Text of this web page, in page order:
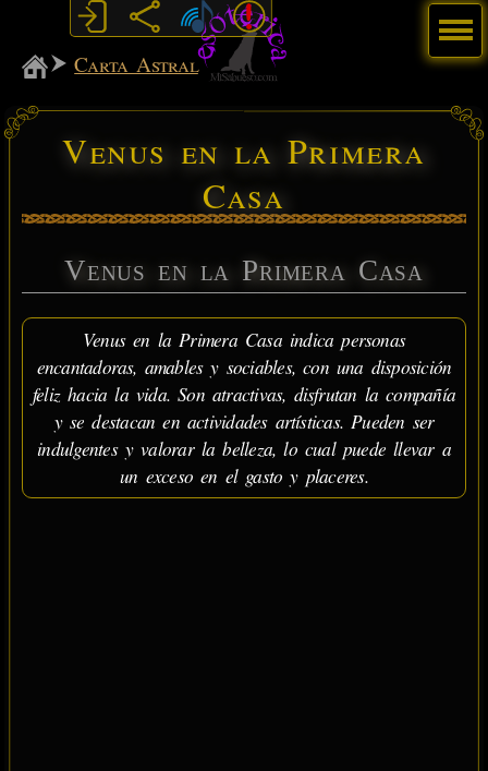
MiSabueso
Carta Astral
Venus en la Primera
Casa
Venus en la Primera Casa
Venus en la Primera Casa indica personas
encantadoras, amables y sociables, con una disposición
feliz hacia la vida. Son atractivas, disfrutan la compañía
y se destacan en actividades artísticas. Pueden ser
indulgentes y valorar la belleza, lo cual puede llevar a
un exceso en el gasto y placeres.
Menú